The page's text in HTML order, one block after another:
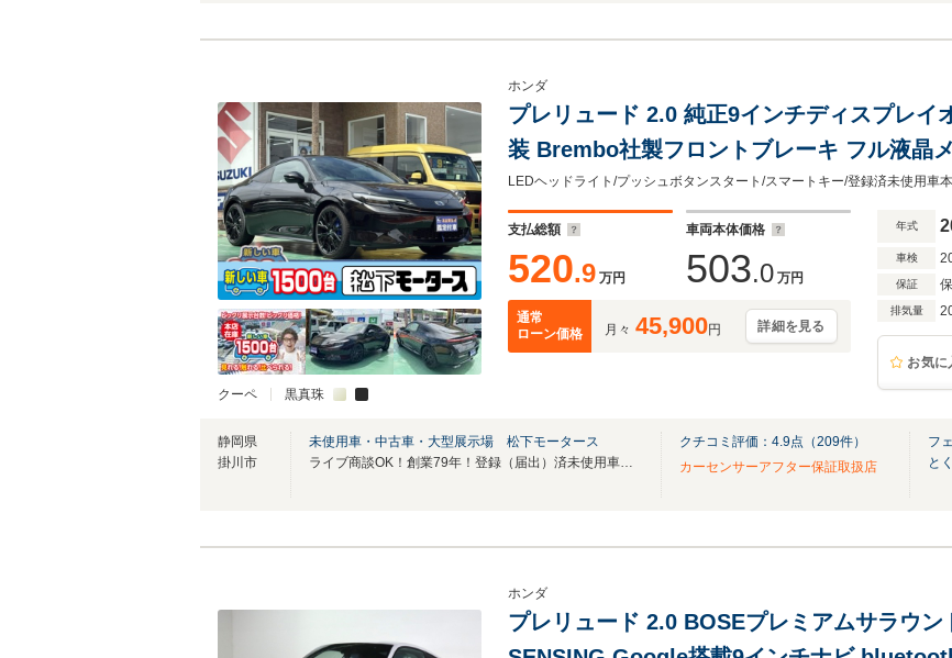
クーペ 黒真珠
ホンダ
プレリュード 2.0 純正9インチディスプレ
装 Brembo社製フロントブレーキ フル液晶
電子制御パーキングブレーキ BOSEサウン
支払総額
520.9 万円
車両本体価格
503.0 万円
通常
ローン価格
月々 45,900円 詳細を見る
年式
車検
保証
排気量
お気に
静岡県
掛川市
未使用車・中古車・大型展示場 松下モータース
ライブ商談OK！創業79年！登録（届出）済未使用車、試乗車を1500台展示！全車鑑定付！
クチコミ評価： 4.9点（209件）
カーセンサーアフター保証取扱店
フ
と
ホンダ
プレリュード 2.0 BOSEプレミアムサラウン